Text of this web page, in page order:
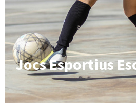
Jocs Esportius